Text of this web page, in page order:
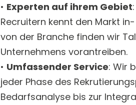
• Experten auf ihrem Gebiet
Recruitern kennt den Markt
von der Branche finden wir
Unternehmens vorantreiben.
• Umfassender Service: Wir
jeder Phase des
Bedarfsanalyse bis zur